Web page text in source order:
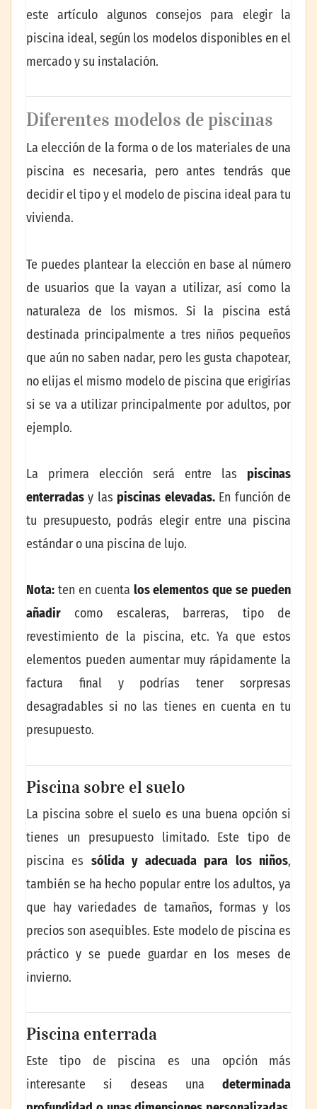
este artículo algunos consejos para elegir la
piscina ideal, según los modelos disponibles en el
mercado y su instalación.
Diferentes modelos de piscinas
La elección de la forma o de los materiales de una
piscina es necesaria, pero antes tendrás que
decidir el tipo y el modelo de piscina ideal para tu
vivienda.
Te puedes plantear la elección en base al número
de usuarios que la vayan a utilizar, así como la
naturaleza de los mismos. Si la piscina está
destinada principalmente a tres niños pequeños
que aún no saben nadar, pero les gusta chapotear,
no elijas el mismo modelo de piscina que erigirías
si se va a utilizar principalmente por adultos, por
ejemplo.
La primera elección será entre las piscinas
enterradas y las piscinas elevadas.En función de
tu presupuesto, podrás elegir entre una piscina
estándar o una piscina de lujo.
Nota: ten en cuenta los elementos que se pueden
añadir como escaleras, barreras, tipo de
revestimiento de la piscina, etc. Ya que estos
elementos pueden aumentar muy rápidamente la
factura final y podrías tener sorpresas
desagradables si no las tienes en cuenta en tu
presupuesto.
Piscina sobre el suelo
La piscina sobre el suelo es una buena opción si
tienes un presupuesto limitado. Este tipo de
piscina es sólida y adecuada para los niños,
también se ha hecho popular entre los adultos, ya
que hay variedades de tamaños, formas y los
precios son asequibles. Este modelo de piscina es
práctico y se puede guardar en los meses de
invierno.
Piscina enterrada
Este tipo de piscina es una opción más
interesante si deseas una determinada